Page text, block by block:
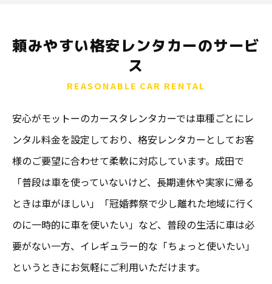
頼みやすい格安レンタカーのサービ
ス
REASONABLE CAR RENTAL
安心がモットーのカースタレンタカーでは車種ごとにレ
ンタル料金を設定しており、格安レンタカーとしてお客
様のご要望に合わせて柔軟に対応しています。成田で
「普段は車を使っていないけど、長期連休や実家に帰る
ときは車がほしい」「冠婚葬祭で少し離れた地域に行く
のに一時的に車を使いたい」など、普段の生活に車は必
要がない一方、イレギュラー的な「ちょっと使いたい」
というときにお気軽にご利用いただけます。